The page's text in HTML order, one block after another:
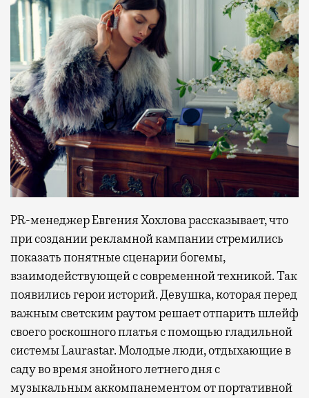
PR-менеджер Евгения Хохлова рассказывает, что
при создании рекламной кампании стремились
показать понятные сценарии богемы,
взаимодействующей с современной техникой. Так
появились герои историй. Девушка, которая перед
важным светским раутом решает отпарить шлейф
своего роскошного платья с помощью гладильной
системы Laurastar. Молодые люди, отдыхающие в
саду во время знойного летнего дня с
музыкальным аккомпанементом от портативной